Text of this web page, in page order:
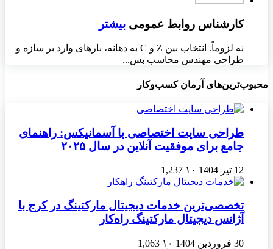
کارشناس روابط عمومی بیشتر
نه لزوماً. انتخاب بین Z و C به دهانه، بارهای وارد بر سازه و
طراحی مهندس محاسب بس...
محبوب‌ترین‌های آرمان کسب‌وکار
طراحی سایت اختصاصی با آسمانیکس: راهنمای
جامع برای موفقیت آنلاین در سال ۲۰۲۵
12 تیر 1404 ۱۰ 1,237
تخصصی‌ترین خدمات دیجیتال مارکتینگ در کرج با
آژانس دیجیتال مارکتینگ راه‌کار
30 فروردین 1404 ۱۰ 1,063